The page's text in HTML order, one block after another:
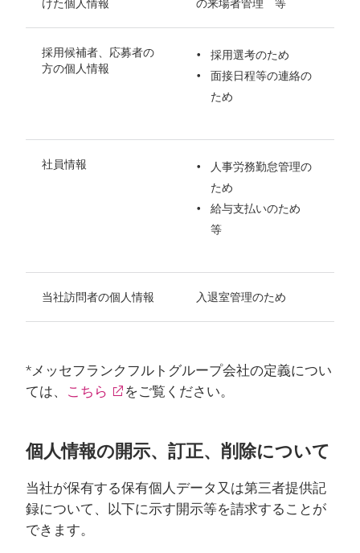
けた個人情報 の来場者管理 等
採用候補者、応募者の
方の個人情報
採用選考のため
面接日程等の連絡の
ため
社員情報
人事労務勤怠管理の
ため
給与支払いのため
等
当社訪問者の個人情報 入退室管理のため
*メッセフランクフルトグループ会社の定義につい
ては、
こちら をご覧ください。
個人情報の開示、訂正、削除について
当社が保有する保有個人データ又は第三者提供記
録について、以下に示す開示等を請求することが
できます。